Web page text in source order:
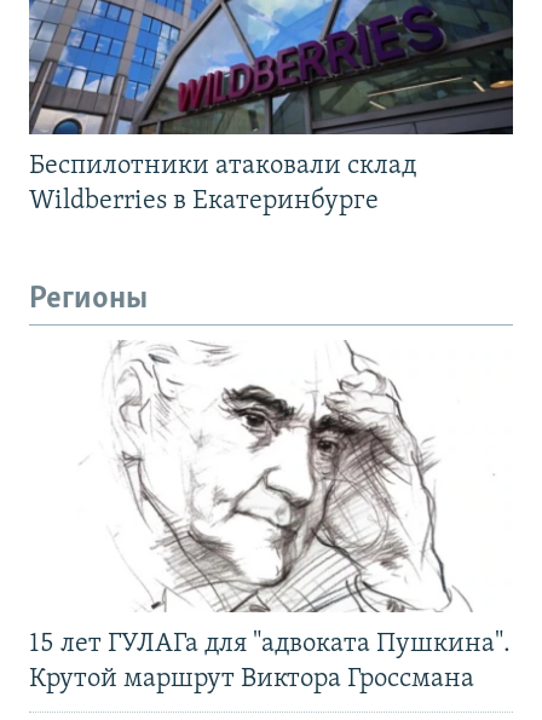
Беспилотники атаковали склад
Wildberries в Екатеринбурге
Регионы
15 лет ГУЛАГа для "адвоката Пушкина".
Крутой маршрут Виктора Гроссмана